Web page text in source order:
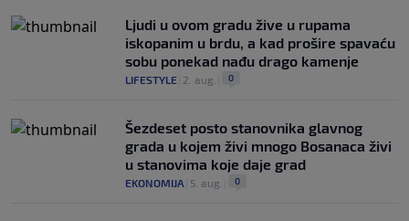
Ljudi u ovom gradu žive u rupama
iskopanim u brdu, a kad prošire spavaću
sobu ponekad nađu drago kamenje
LIFESTYLE 2. aug. 0
Šezdeset posto stanovnika glavnog
grada u kojem živi mnogo Bosanaca živi
u stanovima koje daje grad
EKONOMIJA 5. aug. 0